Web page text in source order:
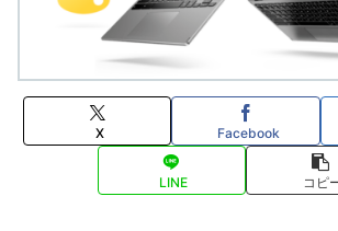
X Facebook
LINE コピ